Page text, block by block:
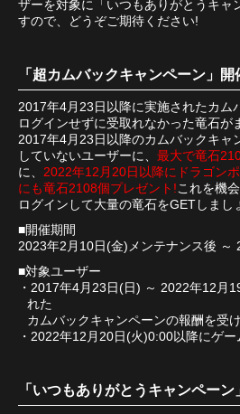
ザーを対象に「いつもありがとうキャ
すので、どうぞご期待ください!
「超カムバックキャンペーン」開
2017年4月23日以降に実施されたカム
ログインせずに受取れなかった竜石が
2017年4月23日以降のカムバックキャ
していないユーザーに、 最大で竜石
に、 2022年12月20日以降にドラゴン
にも竜石2108個プレゼント!これを機
ログインして大量の竜石をGETしまし
■開催期間
2023年2月10日(金)メンテナンス後 ～
■対象ユーザー
・2017年4月23日(日) ～ 2022年12月
れた
カムバックキャンペーンの報酬を受
・2022年12月20日(火)0:00以降にゲ
「いつもありがとうキャンペーン